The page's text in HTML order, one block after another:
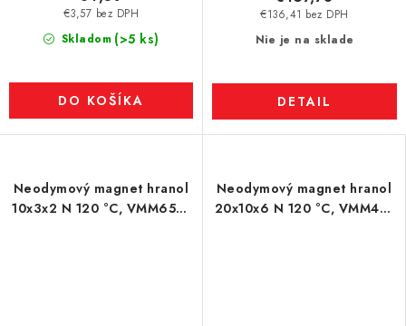
Skladom (>5 ks)
€3,57 bez DPH
DO KOŠÍKA
Nie je na sklade
€136,41 bez DPH
DETAIL
Neodymový magnet hranol
10x3x2 N 120 °C, VMM65H-
Neodymový magnet hranol
20x10x6 N 120 °C, VMM4H-